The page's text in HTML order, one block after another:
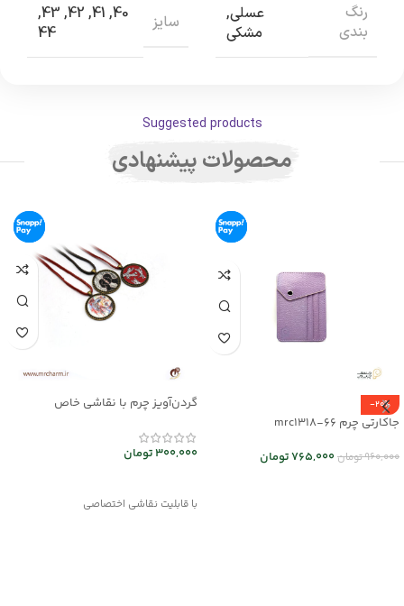
رنگ
بندی
عسلی,
مشکی
سایز 40
,
41
,
42
,
43
,
44
Suggested products
محصولات پیشنهادی
-20%
جاکارتی چرم mrc1318-66
960,000تومان765,000تومان
گردن‌آویز چرم با نقاشی خاص
300,000تومان
با قابلیت نقاشی اختصاصی